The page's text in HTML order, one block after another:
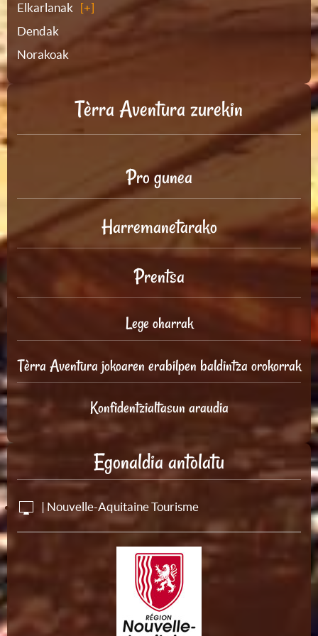
Elkarlanak
Dendak
Norakoak
Tèrra Aventura zurekin
Pro gunea
Harremanetarako
Prentsa
Lege oharrak
Tèrra Aventura jokoaren erabilpen baldintza orokorrak
Konfidentzialtasun araudia
Egonaldia antolatu
| Nouvelle-Aquitaine Tourisme